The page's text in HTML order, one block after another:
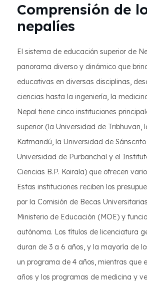
Comprensión de
nepalíes
El sistema de educación superior de
panorama diverso y dinámico que
educativas en diversas disciplinas,
ciencias hasta la ingeniería, la
Nepal tiene cinco instituciones
superior (la Universidad de Tribhuvan,
Katmandú, la Universidad de
Universidad de Purbanchal y el
Ciencias B.P. Koirala) que ofrecen
Estas instituciones reciben los
por la Comisión de Becas
Ministerio de Educación (MOE) y
autónoma. Los títulos de licenciatura
duran de 3 a 6 años, y la mayoría de
un programa de 4 años, mientras que
años y los programas de medicina y